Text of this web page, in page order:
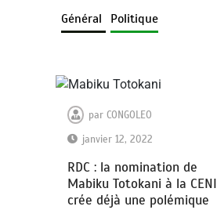
Général Politique
parCONGOLEO
janvier 12, 2022
RDC : la nomination de
Mabiku Totokani à la CENI
crée déjà une polémique